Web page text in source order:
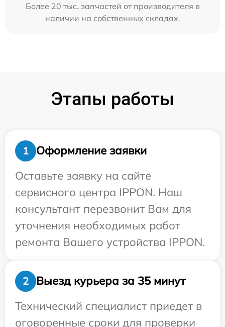
Более 20 тыс. запчастей от производителя в
наличии на собственных складах.
Этапы работы
1
Оформление заявки
Оставьте заявку на сайте
сервисного центра IPPON. Наш
консультант перезвонит Вам для
уточнения необходимых работ
ремонта Вашего устройства IPPON.
2
Выезд курьера за 35 минут
Технический специалист приедет в
оговоренные сроки для проверки